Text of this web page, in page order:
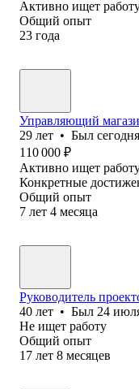
Активно ищет
Общий опыт
23 года
Управляющий
29 лет • Был сегодня
110 000 ₽
Активно ищет
Конкретные
Общий опыт
7 лет 4 месяца
Руководитель
40 лет • Был 24
Не ищет работу
Общий опыт
17 лет 8 месяцев